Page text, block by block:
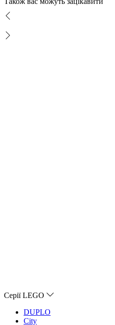
Серії LEGO
DUPLO
City